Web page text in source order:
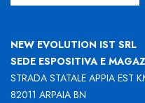
NEW EVOLUTION IST SRL
SEDE ESPOSITIVA E
STRADA STATALE APPIA EST
82011 ARPAIA BN